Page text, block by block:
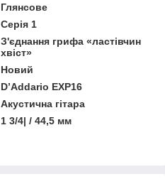
Глянсове
Серія 1
З'єднання грифа «ластівчин
хвіст»
Новий
D’Addario EXP16
Акустична гітара
1 3/4| / 44,5 мм